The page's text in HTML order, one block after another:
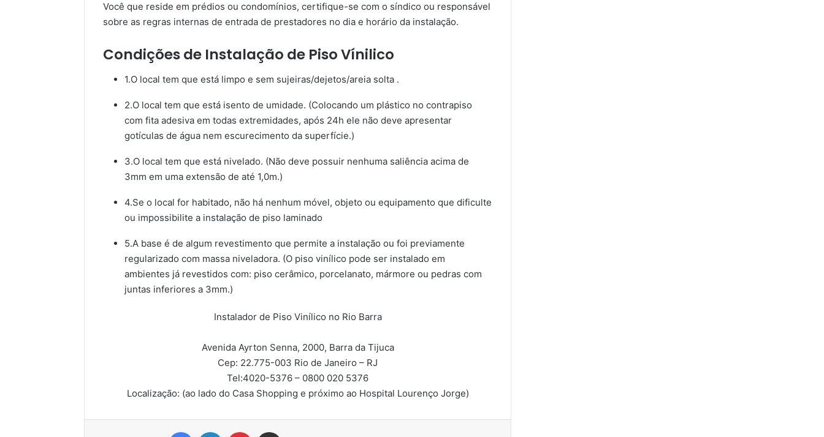
Você que reside em prédios ou condomínios, certifique-se com o síndico ou responsável
sobre as regras internas de entrada de prestadores no dia e horário da instalação.
Condições de Instalação de Piso Vínilico
1.O local tem que está limpo e sem sujeiras/dejetos/areia solta .
2.O local tem que está isento de umidade. (Colocando um plástico no contrapiso
com fita adesiva em todas extremidades, após 24h ele não deve apresentar
gotículas de água nem escurecimento da superfície.)
3.O local tem que está nivelado. (Não deve possuir nenhuma saliência acima de
3mm em uma extensão de até 1,0m.)
4.Se o local for habitado, não há nenhum móvel, objeto ou equipamento que dificulte
ou impossibilite a instalação de piso laminado
5.A base é de algum revestimento que permite a instalação ou foi previamente
regularizado com massa niveladora. (O piso vinílico pode ser instalado em
ambientes já revestidos com: piso cerâmico, porcelanato, mármore ou pedras com
juntas inferiores a 3mm.)
Instalador de Piso Vinílico no Rio Barra
Avenida Ayrton Senna, 2000, Barra da Tijuca
Cep: 22.775-003 Rio de Janeiro – RJ
Tel:4020-5376 – 0800 020 5376
Localização: (ao lado do Casa Shopping e próximo ao Hospital Lourenço Jorge)
FacebookLinkedin Pinterest